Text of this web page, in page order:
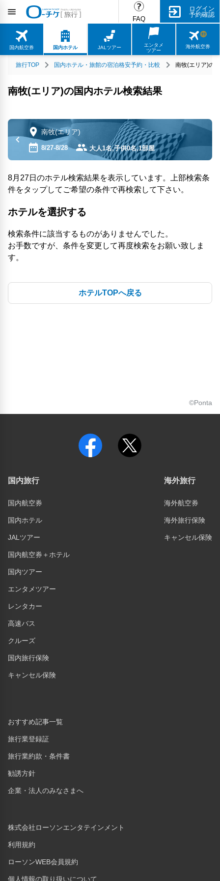
FAQ
ログイン
予約確認
国内航空券 国内ホテル JALツアー
エンタメ
ツアー
海外航空券
旅行TOP 国内ホテル・旅館の宿泊格安予約・比較 南牧(エリア)の
南牧(エリア)の国内ホテル検索結果
南牧(エリア)
8/27-8/28 大人1名,子供0名,1部屋
8月27日のホテル検索結果を表示しています。上部検索条
件をタップしてご希望の条件で再検索して下さい。
ホテルを選択する
検索条件に該当するものがありませんでした。
お手数ですが、条件を変更して再度検索をお願い致しま
す。
ホテルTOPへ戻る
©Ponta
国内旅行
国内航空券
国内ホテル
JALツアー
国内航空券＋ホテル
国内ツアー
エンタメツアー
レンタカー
高速バス
クルーズ
国内旅行保険
キャンセル保険
おすすめ記事一覧
旅行業登録証
旅行業約款・条件書
勧誘方針
企業・法人のみなさまへ
株式会社ローソンエンタテインメント
利用規約
ローソンWEB会員規約
個人情報の取り扱いについて
海外旅行
海外航空券
海外旅行保険
キャンセル保険